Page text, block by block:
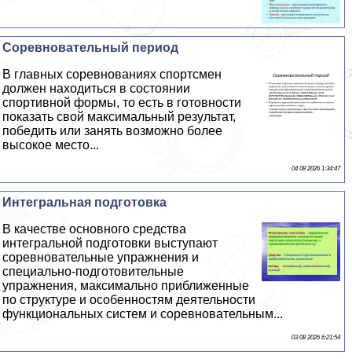
Соревновательный период
В главных соревнованиях спортсмен
должен находиться в состоянии
спортивной формы, то есть в готовности
показать свой максимальный результат,
победить или занять возможно более
высокое место...
04 08 2026 1:34:47
Интегральная подготовка
В качестве основного средства
интегральной подготовки выступают
соревновательные упражнения и
специально-подготовительные
упражнения, максимально приближенные
по структуре и особенностям деятельности
функциональных систем и соревновательным...
03 08 2026 6:21:54